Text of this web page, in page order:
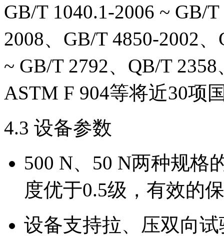
GB/T 1040.1-2006 ~ GB/
2008、GB/T 4850-2002
~ GB/T 2792、QB/T
ASTM F 904等将近30项
4.3 设备参数
500 N、50 N两种规格
度优于0.5级，有效的
设备支持拉、压双向